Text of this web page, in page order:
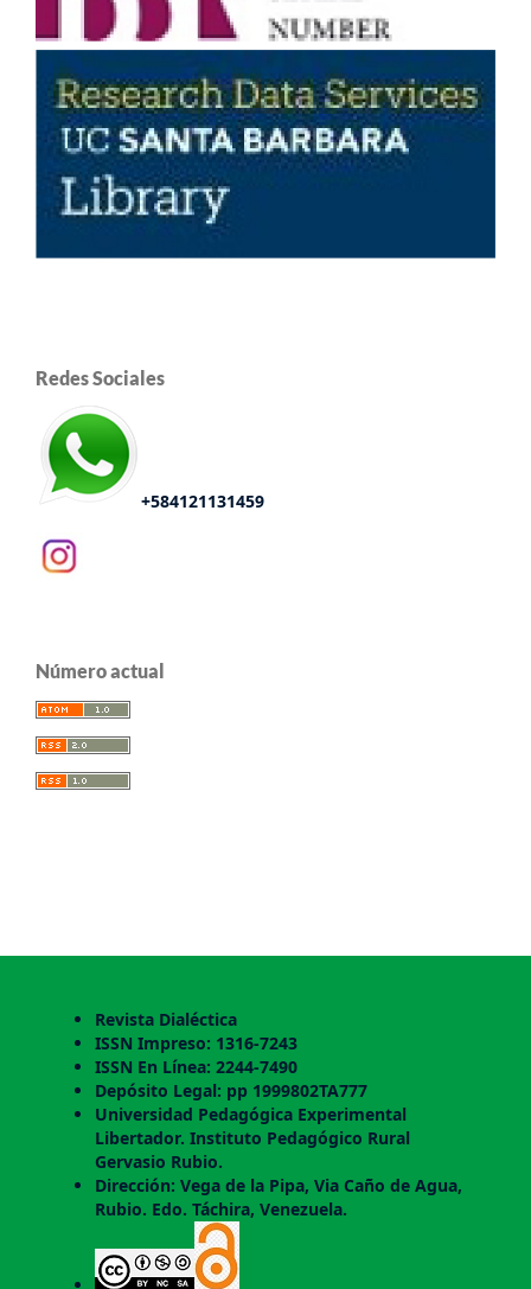
Redes Sociales
+584121131459
Número actual
Revista Dialéctica
ISSN Impreso: 1316-7243
ISSN En Línea: 2244-7490
Depósito Legal: pp 1999802TA777
Universidad Pedagógica Experimental
Libertador. Instituto Pedagógico Rural
Gervasio Rubio.
Dirección: Vega de la Pipa, Via Caño de Agua,
Rubio. Edo. Táchira, Venezuela.